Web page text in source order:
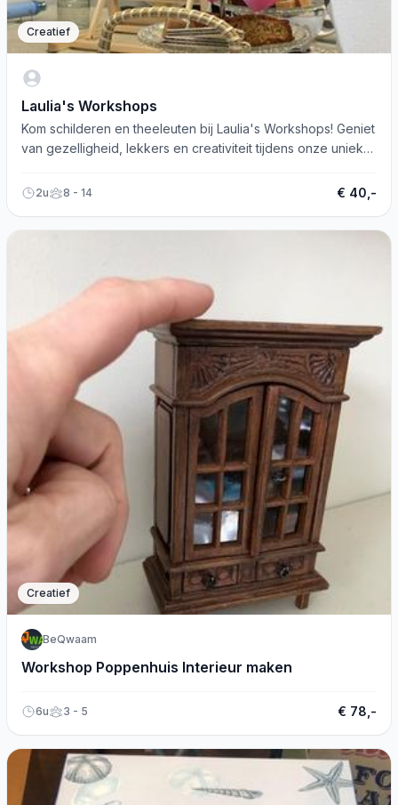
Creatief
Laulia's Workshops
Kom schilderen en theeleuten bij Laulia's Workshops! Geniet
van gezelligheid, lekkers en creativiteit tijdens onze unieke
2u 8 - 14 € 40,-
Creatief
BeQwaam
Workshop Poppenhuis Interieur maken
6u 3 - 5 € 78,-